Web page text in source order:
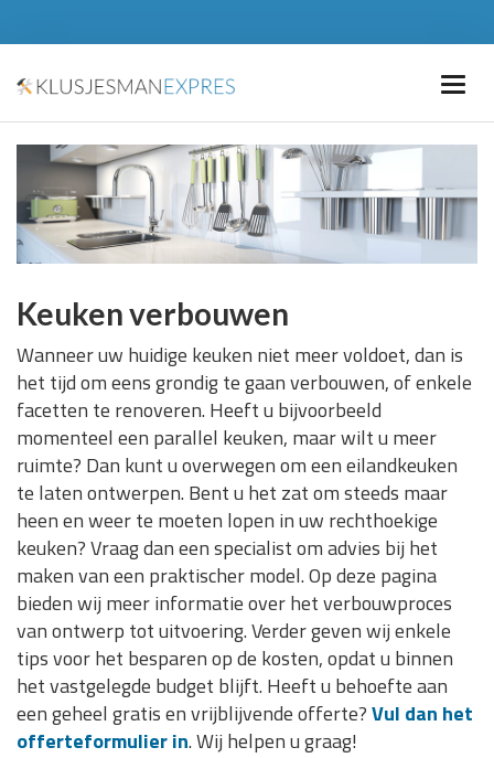
Keuken verbouwen
Wanneer uw huidige keuken niet meer voldoet, dan is
het tijd om eens grondig te gaan verbouwen, of enkele
facetten te renoveren. Heeft u bijvoorbeeld
momenteel een parallel keuken, maar wilt u meer
ruimte? Dan kunt u overwegen om een eilandkeuken
te laten ontwerpen. Bent u het zat om steeds maar
heen en weer te moeten lopen in uw rechthoekige
keuken? Vraag dan een specialist om advies bij het
maken van een praktischer model. Op deze pagina
bieden wij meer informatie over het verbouwproces
van ontwerp tot uitvoering. Verder geven wij enkele
tips voor het besparen op de kosten, opdat u binnen
het vastgelegde budget blijft. Heeft u behoefte aan
een geheel gratis en vrijblijvende offerte?Vul dan het
offerteformulier in. Wij helpen u graag!